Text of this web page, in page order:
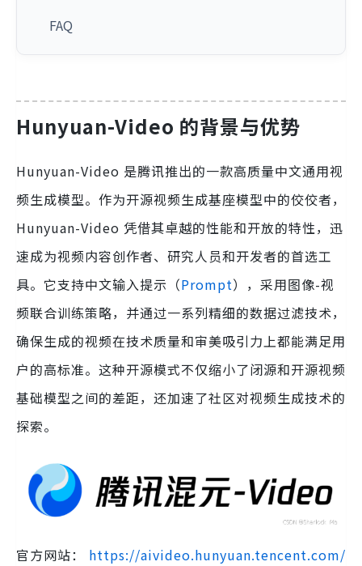
FAQ
Hunyuan-Video 的背景与优势
Hunyuan-Video 是腾讯推出的一款高质量中文通用视
频生成模型。作为开源视频生成基座模型中的佼佼者，
Hunyuan-Video 凭借其卓越的性能和开放的特性，迅
速成为视频内容创作者、研究人员和开发者的首选工
具。它支持中文输入提示（Prompt），采用图像-视
频联合训练策略，并通过一系列精细的数据过滤技术，
确保生成的视频在技术质量和审美吸引力上都能满足用
户的高标准。这种开源模式不仅缩小了闭源和开源视频
基础模型之间的差距，还加速了社区对视频生成技术的
探索。
官方网站： https://aivideo.hunyuan.tencent.com/